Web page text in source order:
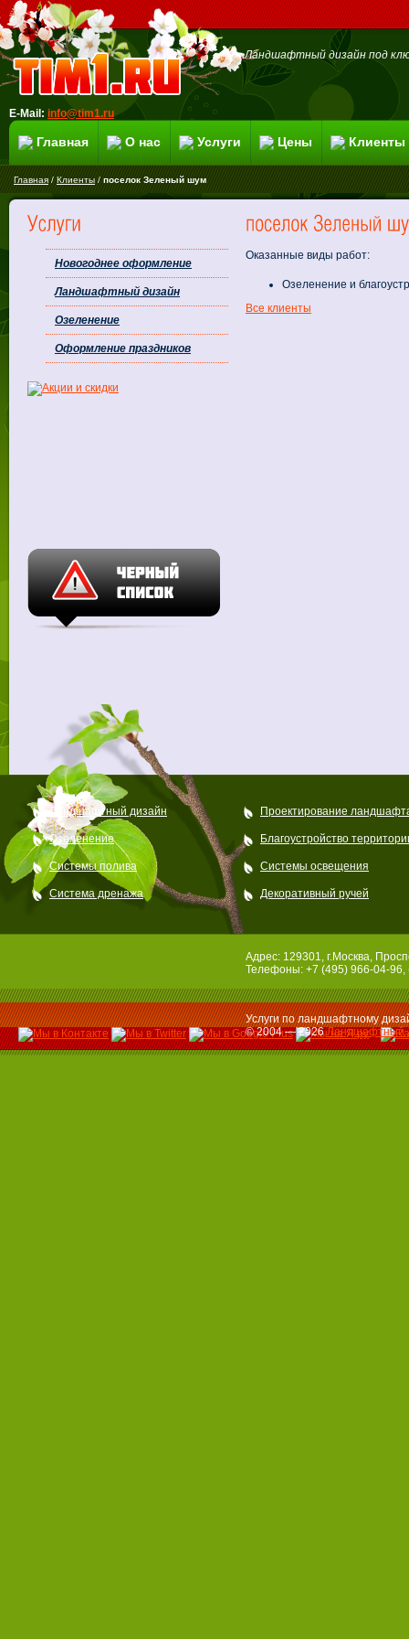
Ландшафтный дизайн под
E-Mail: info@tim1.ru
Главная О нас Услуги Цены Клиенты
Главная/Клиенты/поселок Зеленый шум
Оказанные виды работ:
Озеленение и
Все клиенты
Новогоднее оформление
Ландшафтный дизайн
Озеленение
Оформление праздников
Ландшафтный дизайн Проектирование
Озеленение Благоустройство
Системы полива Системы освещения
Система дренажа Декоративный ручей
Адрес: 129301, г.Москва,
Телефоны: +7 (495) 966-04-96,
Услуги по ландшафтному
© 2004 — 2026Ландшафтный